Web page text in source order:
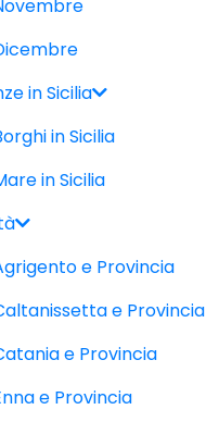
in Sicilia
in Sicilia
in Sicilia
e Provincia
e Provincia
e Provincia
e Provincia